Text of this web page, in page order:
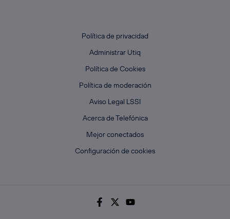
Política de privacidad
Administrar Utiq
Política de Cookies
Política de moderación
Aviso Legal LSSI
Acerca de Telefónica
Mejor conectados
Configuración de cookies